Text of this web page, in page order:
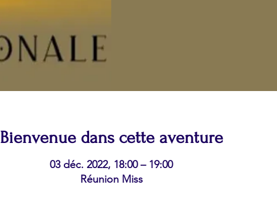
Bienvenue dans cette aventure
03 déc. 2022, 18:00 – 19:00
Réunion Miss